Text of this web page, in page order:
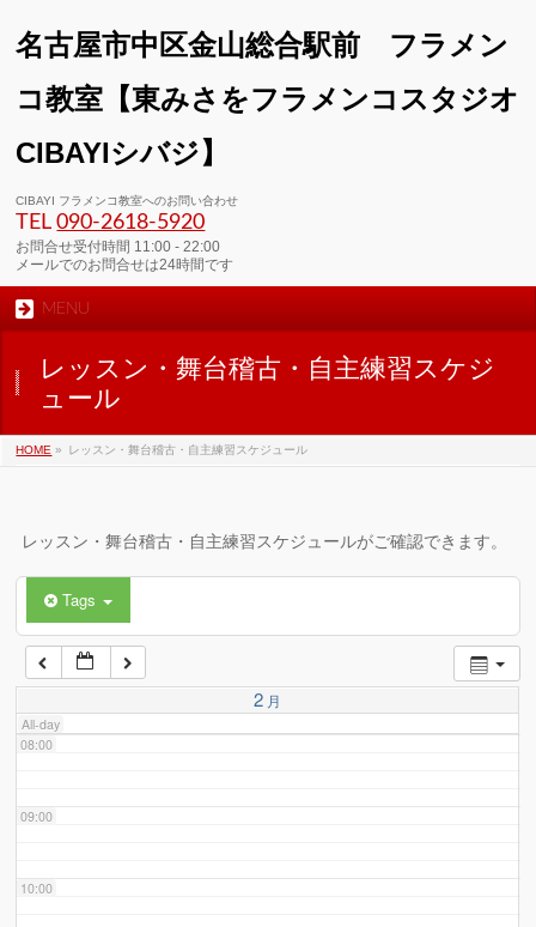
名古屋市中区金山総合駅前 フラメン
コ教室【東みさをフラメンコスタジオ
CIBAYIシバジ】
CIBAYI フラメンコ教室へのお問い合わせ
TEL090-2618‐5920
お問合せ受付時間 11:00 - 22:00
メールでのお問合せは24時間です
MENU
レッスン・舞台稽古・自主練習スケジ
ュール
HOME » レッスン・舞台稽古・自主練習スケジュール
レッスン・舞台稽古・自主練習スケジュールがご確認できます。
Tags
2 月
All-day
01:00
02:00
03:00
04:00
06:00
07:00
08:00
09:00
10:00